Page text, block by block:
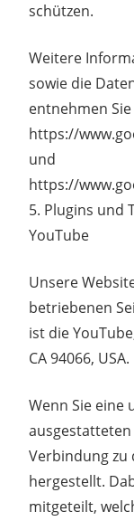
schützen.
Weitere
sowie die
entnehmen
https://
und
https://
5. Plugins und
YouTube
Unsere
betriebenen
ist die
CA 94066, USA.
Wenn Sie eine
Verbindung zu
hergestellt.
mitgeteilt,